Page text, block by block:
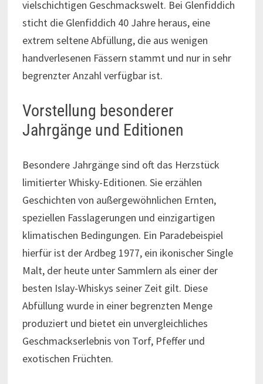
vielschichtigen Geschmackswelt. Bei Glenfiddich
sticht die Glenfiddich 40 Jahre heraus, eine
extrem seltene Abfüllung, die aus wenigen
handverlesenen Fässern stammt und nur in sehr
begrenzter Anzahl verfügbar ist.
Vorstellung besonderer
Jahrgänge und Editionen
Besondere Jahrgänge sind oft das Herzstück
limitierter Whisky-Editionen. Sie erzählen
Geschichten von außergewöhnlichen Ernten,
speziellen Fasslagerungen und einzigartigen
klimatischen Bedingungen. Ein Paradebeispiel
hierfür ist der Ardbeg 1977, ein ikonischer Single
Malt, der heute unter Sammlern als einer der
besten Islay-Whiskys seiner Zeit gilt. Diese
Abfüllung wurde in einer begrenzten Menge
produziert und bietet ein unvergleichliches
Geschmackserlebnis von Torf, Pfeffer und
exotischen Früchten.